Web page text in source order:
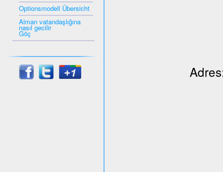
Optionsmodell Übersicht
Alman vatandaşlığına
nasıl gecilir
Göç